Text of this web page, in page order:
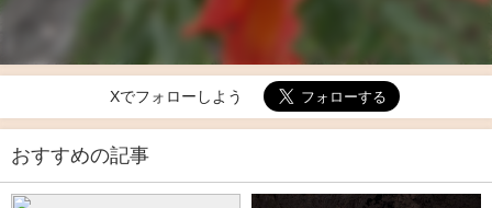
Xでフォローしよう
おすすめの記事